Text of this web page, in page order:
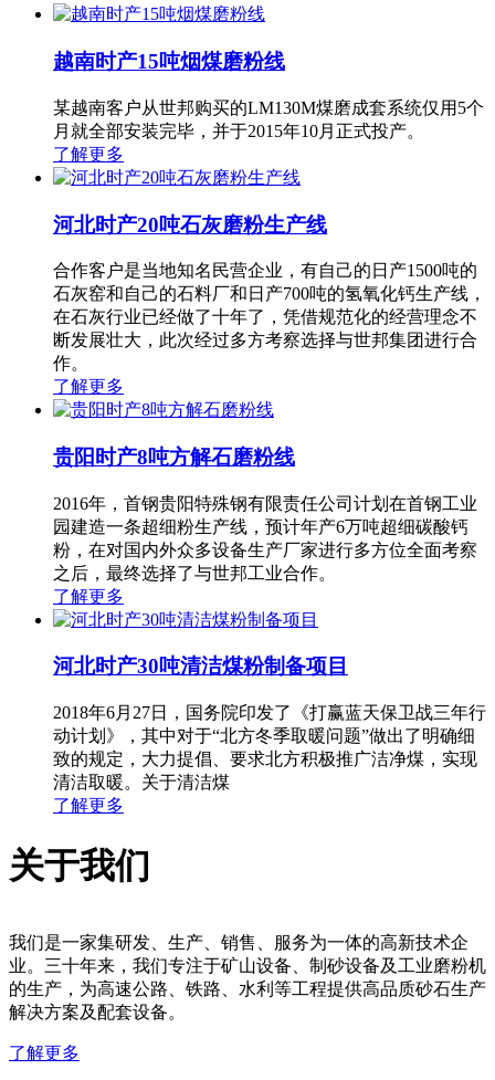
越南时产15吨烟煤磨粉线
某越南客户从世邦购买的LM130M煤磨成套系统仅用5个
月就全部安装完毕，并于2015年10月正式投产。
了解更多
河北时产20吨石灰磨粉生产线
合作客户是当地知名民营企业，有自己的日产1500吨的
石灰窑和自己的石料厂和日产700吨的氢氧化钙生产线，
在石灰行业已经做了十年了，凭借规范化的经营理念不
断发展壮大，此次经过多方考察选择与世邦集团进行合
作。
了解更多
贵阳时产8吨方解石磨粉线
2016年，首钢贵阳特殊钢有限责任公司计划在首钢工业
园建造一条超细粉生产线，预计年产6万吨超细碳酸钙
粉，在对国内外众多设备生产厂家进行多方位全面考察
之后，最终选择了与世邦工业合作。
了解更多
河北时产30吨清洁煤粉制备项目
2018年6月27日，国务院印发了《打赢蓝天保卫战三年行
动计划》，其中对于“北方冬季取暖问题”做出了明确细
致的规定，大力提倡、要求北方积极推广洁净煤，实现
清洁取暖。关于清洁煤
了解更多
关于我们
我们是一家集研发、生产、销售、服务为一体的高新技术企
业。三十年来，我们专注于矿山设备、制砂设备及工业磨粉机
的生产，为高速公路、铁路、水利等工程提供高品质砂石生产
解决方案及配套设备。
了解更多